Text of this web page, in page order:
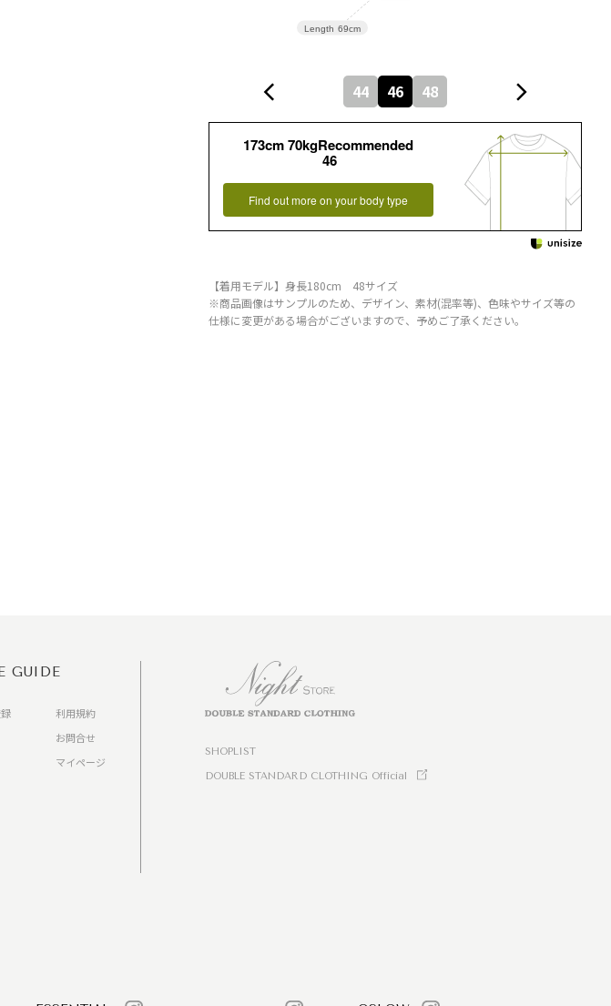
Length 69cm
44 46 48
173cm 70kgRecommended
46
Find out more on your body type
【着用モデル】身長180cm 48サイズ
※商品画像はサンプルのため、デザイン、素材(混率等)、色味やサイズ等の
仕様に変更がある場合がございますので、予めご了承ください。
GUIDE
利用規約
お問合せ
マイページ
SHOPLIST
DOUBLE STANDARD CLOTHING Official